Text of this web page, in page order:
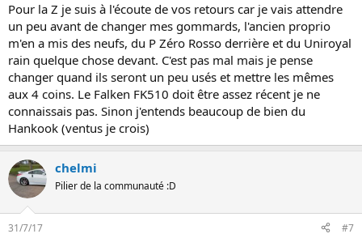
Pour la Z je suis à l'écoute de vos retours car je vais attendre
un peu avant de changer mes gommards, l'ancien proprio
m'en a mis des neufs, du P Zéro Rosso derrière et du Uniroyal
rain quelque chose devant. C'est pas mal mais je pense
changer quand ils seront un peu usés et mettre les mêmes
aux 4 coins. Le Falken FK510 doit être assez récent je ne
connaissais pas. Sinon j'entends beaucoup de bien du
Hankook (ventus je crois)
chelmi
Pilier de la communauté :D
31/7/17 #7